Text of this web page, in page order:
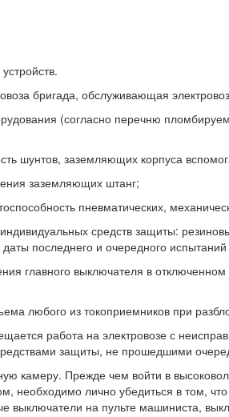
бригада, обслуживающая
(согласно перечню
шунтов, заземляющих корпуса
заземляющих штанг;
пневматических,
средств защиты:
последнего и очередного
главного выключателя в
любого из токоприемников при
работа на электровозе с
защиты, не прошедшими
камеру. Прежде чем войти в
необходимо лично убедиться в том,
выключатели на пульте машиниста,